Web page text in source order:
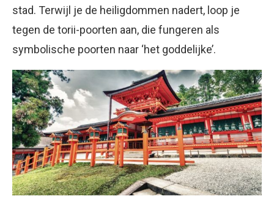
stad. Terwijl je de heiligdommen nadert, loop je
tegen de torii-poorten aan, die fungeren als
symbolische poorten naar ‘het goddelijke’.